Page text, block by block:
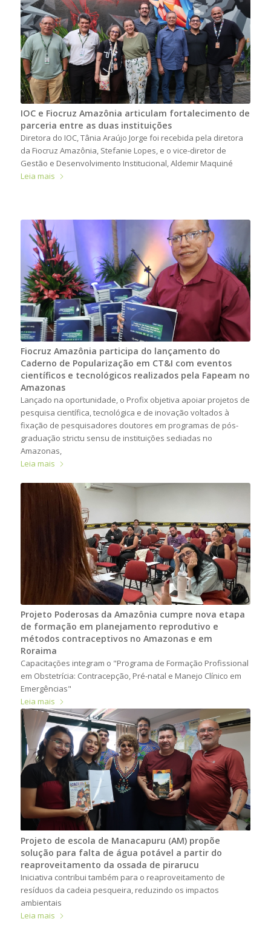
IOC e Fiocruz Amazônia articulam fortalecimento de
parceria entre as duas instituições
Diretora do IOC, Tânia Araújo Jorge foi recebida pela diretora
da Fiocruz Amazônia, Stefanie Lopes, e o vice-diretor de
Gestão e Desenvolvimento Institucional, Aldemir Maquiné
Leia mais
Fiocruz Amazônia participa do lançamento do
Caderno de Popularização em CT&I com eventos
científicos e tecnológicos realizados pela Fapeam no
Amazonas
Lançado na oportunidade, o Profix objetiva apoiar projetos de
pesquisa científica, tecnológica e de inovação voltados à
fixação de pesquisadores doutores em programas de pós-
graduação strictu sensu de instituições sediadas no
Amazonas,
Leia mais
Projeto Poderosas da Amazônia cumpre nova etapa
de formação em planejamento reprodutivo e
métodos contraceptivos no Amazonas e em
Roraima
Capacitações integram o "Programa de Formação Profissional
em Obstetrícia: Contracepção, Pré-natal e Manejo Clínico em
Emergências"
Leia mais
Projeto de escola de Manacapuru (AM) propõe
solução para falta de água potável a partir do
reaproveitamento da ossada de pirarucu
Iniciativa contribui também para o reaproveitamento de
resíduos da cadeia pesqueira, reduzindo os impactos
ambientais
Leia mais